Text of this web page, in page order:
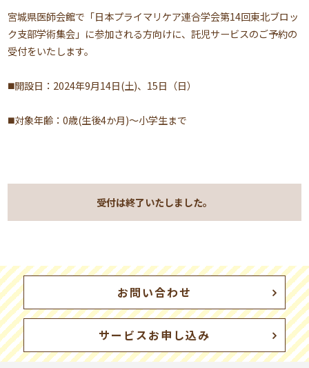
宮城県医師会館で「日本プライマリケア連合学会第14回東北ブロ ッ
ク支部学術集会」に参加される方向けに、託児サービスのご予約の
受付をいたします。
◼️開設日：2024年9月14日(土)、15日（日）
◼️対象年齢：0歳(生後4か月)～小学生まで
受付は終了いたしました。
お問い合わせ
サービスお申し込み